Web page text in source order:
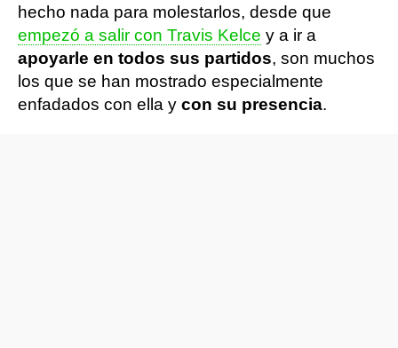
hecho nada para molestarlos, desde que
empezó a salir con Travis Kelce y a ir a
apoyarle en todos sus partidos, son muchos
los que se han mostrado especialmente
enfadados con ella y con su presencia.